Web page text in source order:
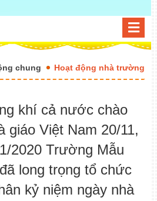
chung Hoạt động nhà trường
khí cả nước chào
giáo Việt Nam 20/11,
2020 Trường Mẫu
long trọng tổ chức
kỷ niệm ngày nhà